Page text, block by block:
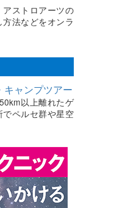
ストロアーツの
法などをオンラ
キャンプツアー
以上離れたゲ
ペルセ群や星空